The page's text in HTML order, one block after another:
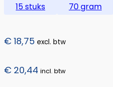
15 stuks 70 gram
€ 18,75 excl. btw
€ 20,44 incl. btw